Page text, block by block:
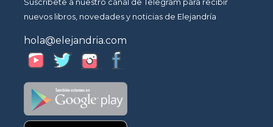
Suscríbete a nuestro canal de Telegram para recibir
nuevos libros, novedades y noticias de Elejandría
hola@elejandria.com